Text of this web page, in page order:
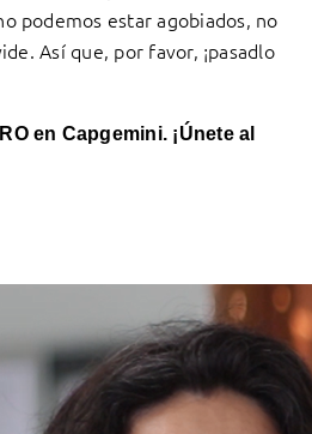
podemos estar agobiados, no
Así que, por favor, ¡pasadlo
en Capgemini. ¡Únete al